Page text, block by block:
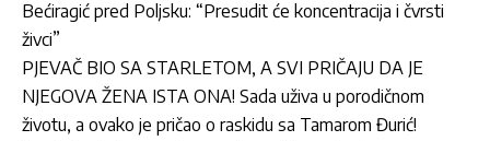
Bećiragić pred Poljsku: “Presudit će koncentracija i čvrsti
živci”
PJEVAČ BIO SA STARLETOM, A SVI PRIČAJU DA JE
NJEGOVA ŽENA ISTA ONA! Sada uživa u porodičnom
životu, a ovako je pričao o raskidu sa Tamarom Đurić!